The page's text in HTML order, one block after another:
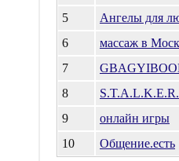
5
Ангелы для
6
массаж в
7
8
S.T.A.L.K.E.R.
9
онлайн игры
10
Общение.есть